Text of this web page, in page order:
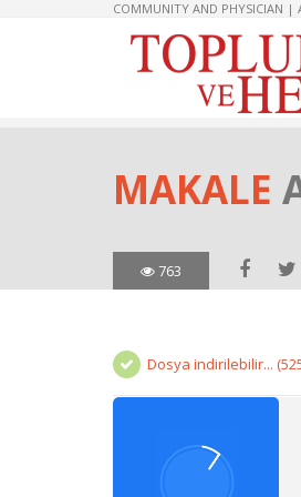
COMMUNITY AND PHYSICIAN |
MAKALE
763
Dosya indirilebilir...